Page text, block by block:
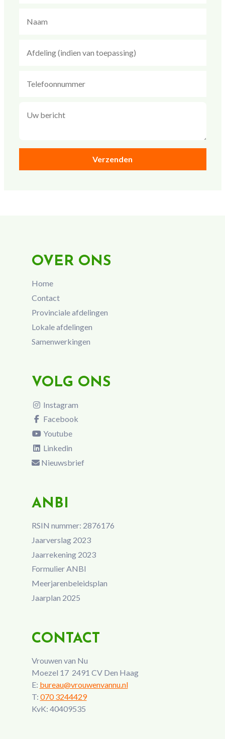
OVER ONS
Home
Contact
Provinciale afdelingen
Lokale afdelingen
Samenwerkingen
VOLG ONS
Instagram
Facebook
Youtube
Linkedin
Nieuwsbrief
ANBI
RSIN nummer: 2876176
Jaarverslag 2023
Jaarrekening 2023
Formulier ANBI
Meerjarenbeleidsplan
Jaarplan 2025
CONTACT
Vrouwen van Nu
Moezel 17 2491 CV Den Haag
E: bureau@vrouwenvannu.nl
T: 070 3244429
KvK: 40409535